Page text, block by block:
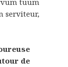
tuum
serviteur,
de